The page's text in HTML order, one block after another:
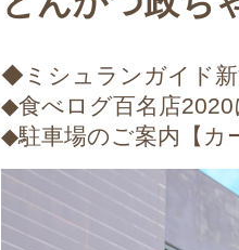
◆ミシュランガイド
◆食べログ百名店
◆駐車場のご案内【カ